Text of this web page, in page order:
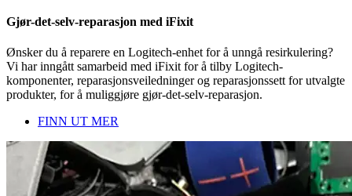
Gjør-det-selv-reparasjon med iFixit
Ønsker du å reparere en Logitech-enhet for å unngå resirkulering?
Vi har inngått samarbeid med iFixit for å tilby Logitech-
komponenter, reparasjonsveiledninger og reparasjonssett for utvalgte
produkter, for å muliggjøre gjør-det-selv-reparasjon.
FINN UT MER